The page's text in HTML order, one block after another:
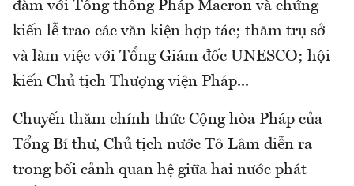
đàm với Tổng thống Pháp Macron và chứng
kiến lễ trao các văn kiện hợp tác; thăm trụ sở
và làm việc với Tổng Giám đốc UNESCO; hội
kiến Chủ tịch Thượng viện Pháp...
Chuyến thăm chính thức Cộng hòa Pháp của
Tổng Bí thư, Chủ tịch nước Tô Lâm diễn ra
trong bối cảnh quan hệ giữa hai nước phát